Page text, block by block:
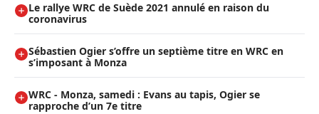
Le rallye WRC de Suède 2021 annulé en raison du
coronavirus
Sébastien Ogier s’offre un septième titre en WRC en
s’imposant à Monza
WRC - Monza, samedi : Evans au tapis, Ogier se
rapproche d’un 7e titre